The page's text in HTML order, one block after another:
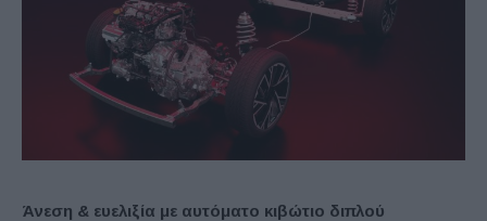
Άνεση & ευελιξία με αυτόματο κιβώτιο διπλού